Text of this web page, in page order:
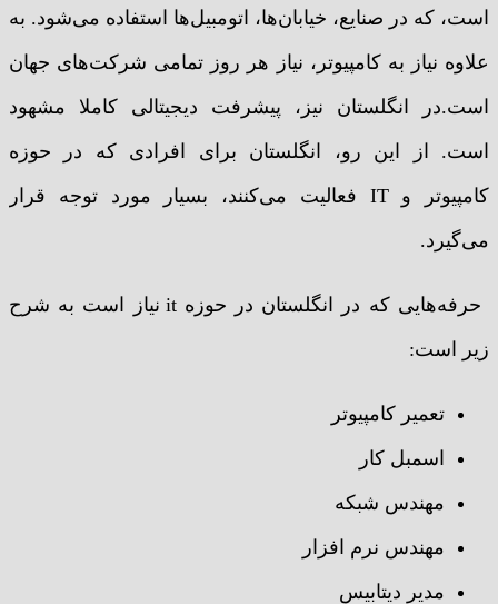
است، که در صنایع، خیابان‌ها، اتومبیل‌ها استفاده می‌شود. به
علاوه نیاز به کامپیوتر، نیاز هر روز تمامی شرکت‌های جهان
است.در انگلستان نیز، پیشرفت دیجیتالی کاملا مشهود
است. از این رو، انگلستان برای افرادی که در حوزه
کامپیوتر و IT فعالیت می‌کنند، بسیار مورد توجه قرار
می‌گیرد.
حرفه‌هایی که در انگلستان در حوزه it نیاز است به شرح
زیر است:
تعمیر کامپیوتر
اسمبل کار
مهندس شبکه
مهندس نرم افزار
مدیر دیتابیس